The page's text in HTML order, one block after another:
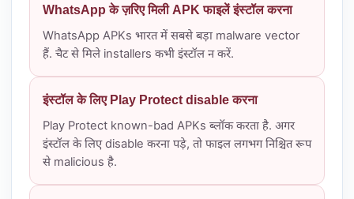
WhatsApp के ज़रिए मिली APK फाइलें इंस्टॉल करना
WhatsApp APKs भारत में सबसे बड़ा malware vector
हैं. चैट से मिले installers कभी इंस्टॉल न करें.
इंस्टॉल के लिए Play Protect disable करना
Play Protect known-bad APKs ब्लॉक करता है. अगर
इंस्टॉल के लिए disable करना पड़े, तो फाइल लगभग निश्चित रूप
से malicious है.